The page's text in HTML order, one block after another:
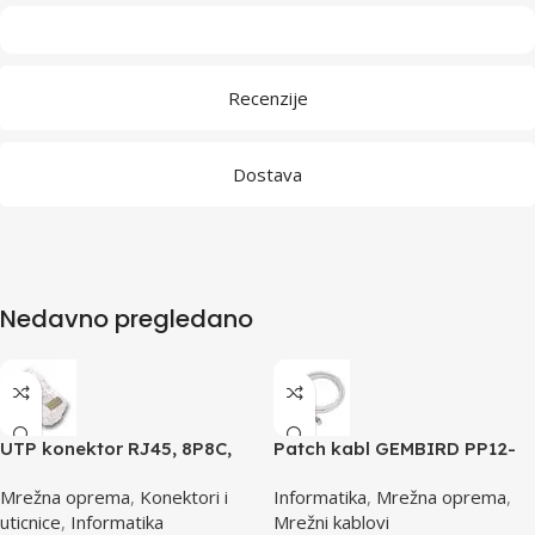
Recenzije
Dostava
Nedavno pregledano
UTP konektor RJ45, 8P8C,
Mrežna oprema, Konektori i
uticnice, Informatika
Patch kabl GEMBIRD PP12-
Informatika, Mrežna oprema,
Mrežni kablovi